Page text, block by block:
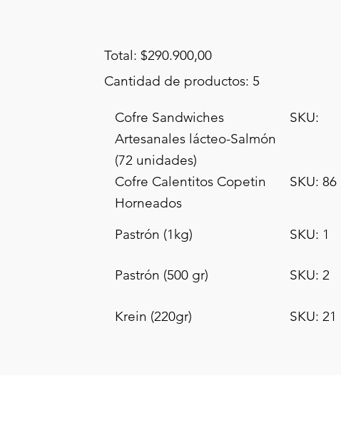
Total: $290.900,00
Cantidad de productos: 5
Cofre Sandwiches
Artesanales lácteo-Salmón
(72 unidades)
SKU:
Cofre Calentitos Copetin
Horneados
SKU: 86
Pastrón (1kg) SKU: 1
Pastrón (500 gr) SKU: 2
Krein (220gr) SKU: 21